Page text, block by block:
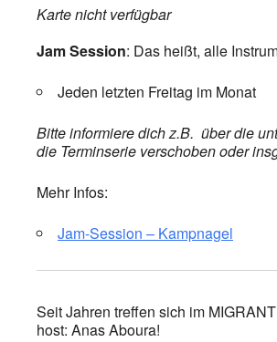
Karte nicht verfügbar
Jam Session: Das heißt, alle
Jeden letzten Freitag im Monat
Bitte informiere dich z.B. über die
die Terminserie verschoben oder
Mehr Infos:
Jam-Session – Kampnagel
Seit Jahren treffen sich im
host: Anas Aboura!